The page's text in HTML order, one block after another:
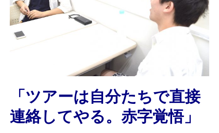
「ツアーは自分たちで直接
連絡してやる。赤字覚悟」